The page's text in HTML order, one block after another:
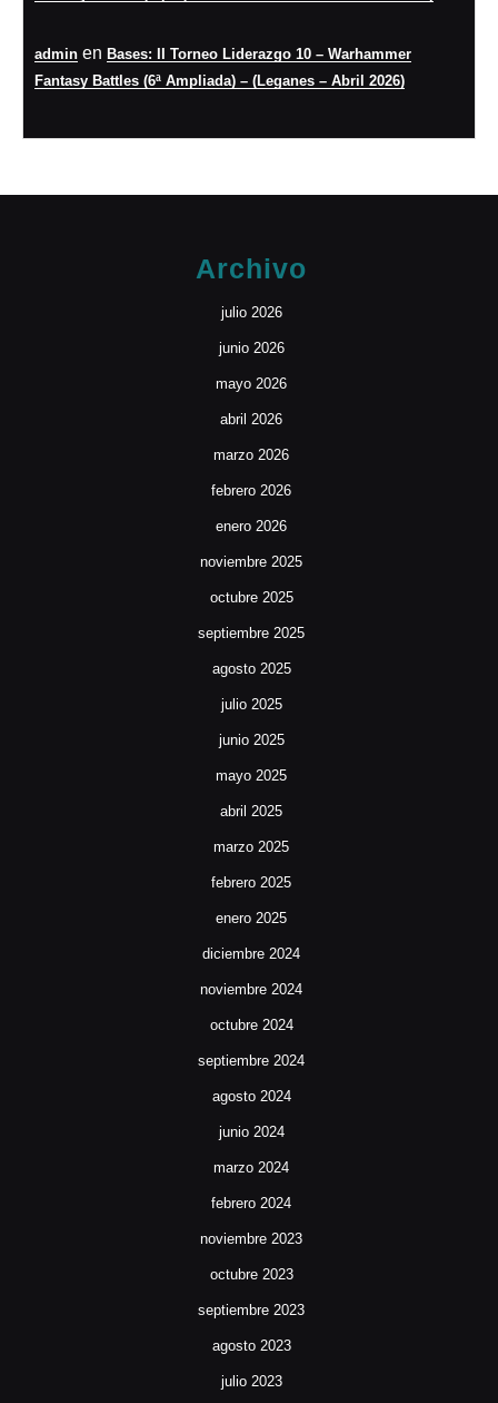
admin en Bases: II Torneo Liderazgo 10 – Warhammer
Fantasy Battles (6ª Ampliada) – (Leganes – Abril 2026)
Archivo
julio 2026
junio 2026
mayo 2026
abril 2026
marzo 2026
febrero 2026
enero 2026
noviembre 2025
octubre 2025
septiembre 2025
agosto 2025
julio 2025
junio 2025
mayo 2025
abril 2025
marzo 2025
febrero 2025
enero 2025
diciembre 2024
noviembre 2024
octubre 2024
septiembre 2024
agosto 2024
junio 2024
marzo 2024
febrero 2024
noviembre 2023
octubre 2023
septiembre 2023
agosto 2023
julio 2023